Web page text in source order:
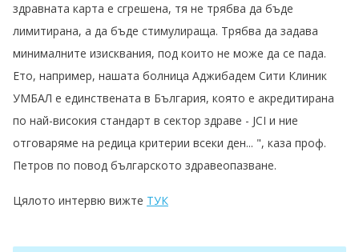
здравната карта е сгрешена, тя не трябва да бъде
лимитирана, а да бъде стимулираща. Трябва да задава
минималните изисквания, под които не може да се пада.
Ето, например, нашата болница Аджибадем Сити Клиник
УМБАЛ е единствената в България, която е акредитирана
по най-високия стандарт в сектор здраве - JCI и ние
отговаряме на редица критерии всеки ден... ", каза проф.
Петров по повод българското здравеопазване.
Цялото интервю вижте ТУК